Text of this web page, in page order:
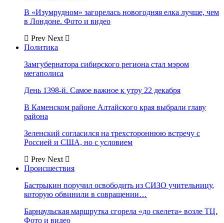
В «Изумрудном» загорелась новогодняя елка лучше, чем
в Лондоне. Фото и видео
Prev Next
Политика
Замгубернатора сибирского региона стал мэром
мегаполиса
День 1398-й. Самое важное к утру 22 декабря
В Каменском районе Алтайского края выбрали главу
района
Зеленский согласился на трехстороннюю встречу с
Россией и США, но с условием
Prev Next
Происшествия
Бастрыкин поручил освободить из СИЗО учительницу,
которую обвинили в совращении…
Барнаульская маршрутка сгорела «до скелета» возле ТЦ.
Фото и видео